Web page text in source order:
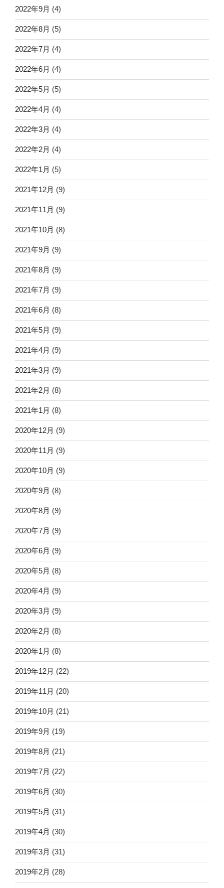
2022年9月 (4)
2022年8月 (5)
2022年7月 (4)
2022年6月 (4)
2022年5月 (5)
2022年4月 (4)
2022年3月 (4)
2022年2月 (4)
2022年1月 (5)
2021年12月 (9)
2021年11月 (9)
2021年10月 (8)
2021年9月 (9)
2021年8月 (9)
2021年7月 (9)
2021年6月 (8)
2021年5月 (9)
2021年4月 (9)
2021年3月 (9)
2021年2月 (8)
2021年1月 (8)
2020年12月 (9)
2020年11月 (9)
2020年10月 (9)
2020年9月 (8)
2020年8月 (9)
2020年7月 (9)
2020年6月 (9)
2020年5月 (8)
2020年4月 (9)
2020年3月 (9)
2020年2月 (8)
2020年1月 (8)
2019年12月 (22)
2019年11月 (20)
2019年10月 (21)
2019年9月 (19)
2019年8月 (21)
2019年7月 (22)
2019年6月 (30)
2019年5月 (31)
2019年4月 (30)
2019年3月 (31)
2019年2月 (28)